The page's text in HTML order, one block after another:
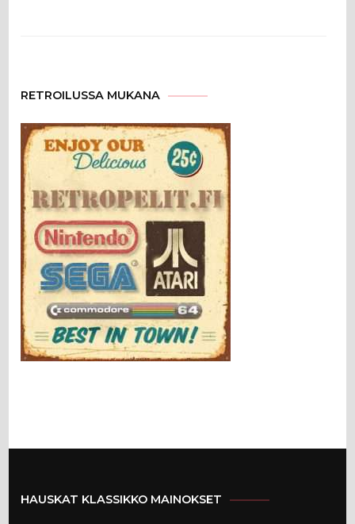
RETROILUSSA MUKANA
HAUSKAT KLASSIKKO MAINOKSET